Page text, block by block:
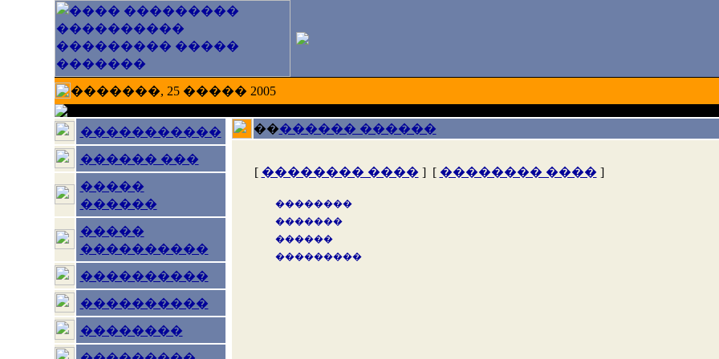
�������, 25 ����� 2005
�����������
������ ���
�����
������
�����
����������
����������
����������
��������
�������� ������
[ �������� ���� ] [ �������� ���� ]
��������
�������
������
���������